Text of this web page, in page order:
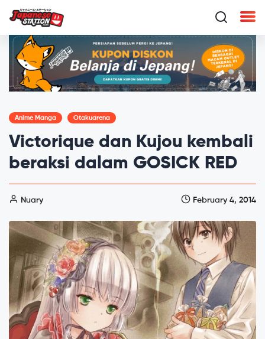
Anime Manga Otakuarena
Victorique dan Kujou kembali
beraksi dalam GOSICK RED
Nuary February 4, 2014